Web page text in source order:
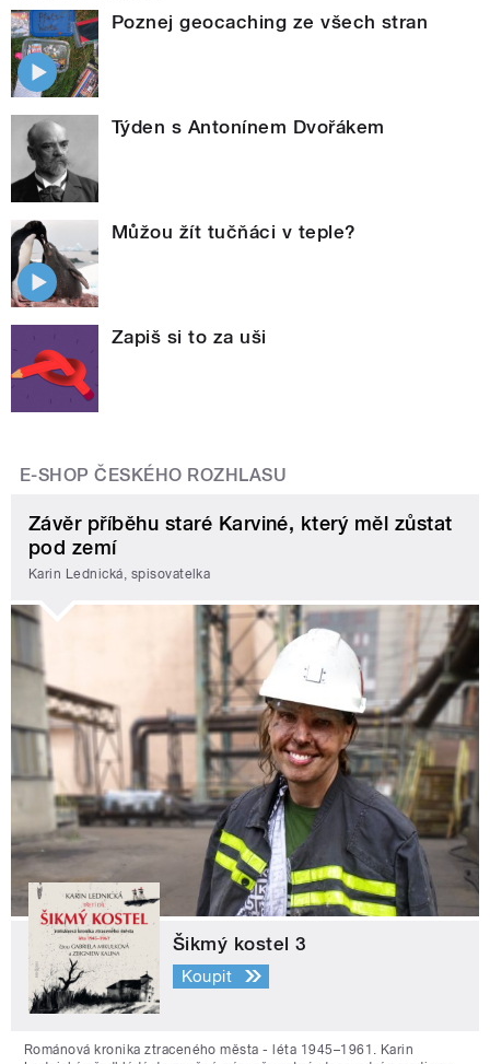
Poznej geocaching ze všech stran
Týden s Antonínem Dvořákem
Můžou žít tučňáci v teple?
Zapiš si to za uši
E-SHOP ČESKÉHO ROZHLASU
Závěr příběhu staré Karviné, který měl zůstat
pod zemí
Karin Lednická, spisovatelka
Šikmý kostel 3
Koupit
Románová kronika ztraceného města - léta 1945–1961. Karin